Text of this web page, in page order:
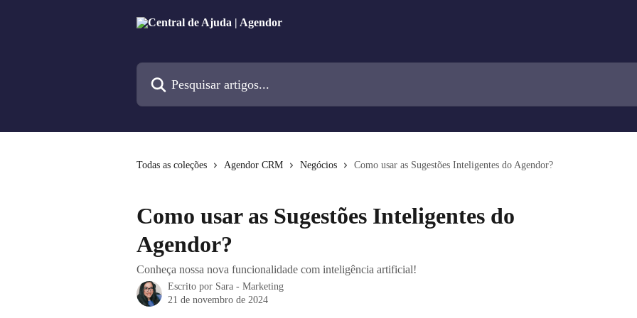
Todas as coleções Agendor CRM Negócios Como usar as Sugestões Inteligentes do Agendor?
Como usar as Sugestões Inteligentes do
Agendor?
Conheça nossa nova funcionalidade com inteligência artificial!
Escrito por Sara - Marketing
21 de novembro de 2024